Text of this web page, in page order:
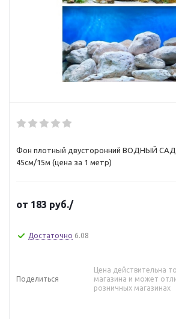
Фон плотный двусторонний ВОДНЫЙ
45см/15м (цена за 1 метр)
от 183 руб./
Достаточно 6.08
Поделиться
Цена действительна
магазина и может
розничных магазинах